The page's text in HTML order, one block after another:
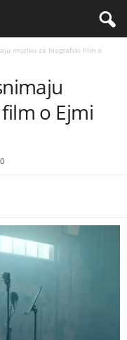
muziku za biografski film o
o Ejmi
0